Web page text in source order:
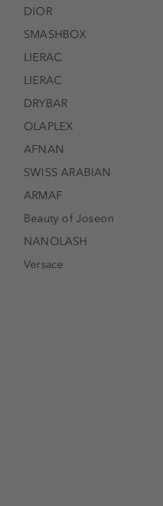
DIOR
SMASHBOX
LIERAC
LIERAC
DRYBAR
OLAPLEX
AFNAN
SWISS ARABIAN
ARMAF
Beauty of Joseon
NANOLASH
Versace